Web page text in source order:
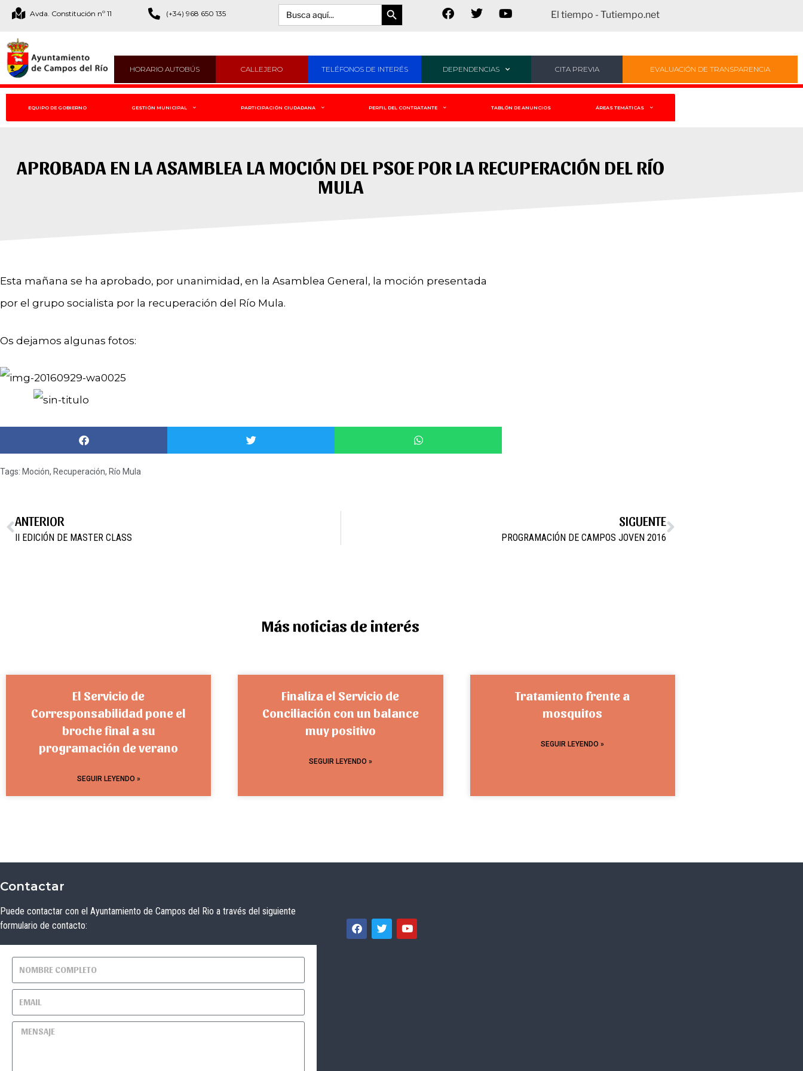
Avda. Constitución nº 11 (+34) 968 650 135 Buscar:
Botón de búsqueda
El tiempo - Tutiempo.net
HORARIO AUTOBÚS CALLEJERO TELÉFONOS DE INTERÉS DEPENDENCIAS CITA PREVIA EVALUACIÓN DE TRANSPARENCIA
EQUIPO DE GOBIERNO GESTIÓN MUNICIPAL PARTICIPACIÓN CIUDADANA PERFIL DEL CONTRATANTE TABLÓN DE ANUNCIOS ÁREAS TEMÁTICAS
APROBADA EN LA ASAMBLEA LA MOCIÓN DEL PSOE POR LA RECUPERACIÓN DEL RÍO
MULA
Esta mañana se ha aprobado, por unanimidad, en la Asamblea General, la moción presentada
por el grupo socialista por la recuperación del Río Mula.
Os dejamos algunas fotos:
Tags: Moción, Recuperación, Río Mula
ANTERIOR
II EDICIÓN DE MASTER CLASS
SIGUENTE
PROGRAMACIÓN DE CAMPOS JOVEN 2016
Más noticias de interés
El Servicio de
Corresponsabilidad pone el
broche final a su
programación de verano
SEGUIR LEYENDO »
Finaliza el Servicio de
Conciliación con un balance
muy positivo
SEGUIR LEYENDO »
Tratamiento frente a
mosquitos
SEGUIR LEYENDO »
Contactar
Puede contactar con el Ayuntamiento de Campos del Rio a través del siguiente
formulario de contacto: